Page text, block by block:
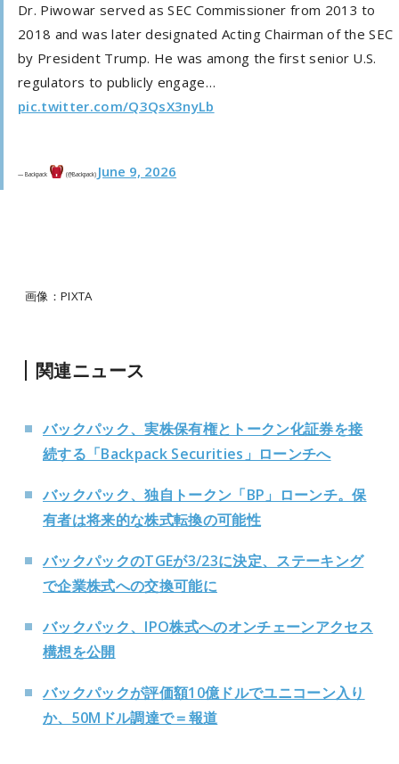
Dr. Piwowar served as SEC Commissioner from 2013 to
2018 and was later designated Acting Chairman of the SEC
by President Trump. He was among the first senior U.S.
regulators to publicly engage…
pic.twitter.com/Q3QsX3nyLb
— Backpack (@Backpack) June 9, 2026
画像：PIXTA
関連ニュース
バックパック、実株保有権とトークン化証券を接
続する「Backpack Securities」ローンチへ
バックパック、独自トークン「BP」ローンチ。保
有者は将来的な株式転換の可能性
バックパックのTGEが3/23に決定、ステーキング
で企業株式への交換可能に
バックパック、IPO株式へのオンチェーンアクセス
構想を公開
バックパックが評価額10億ドルでユニコーン入り
か、50Mドル調達で＝報道